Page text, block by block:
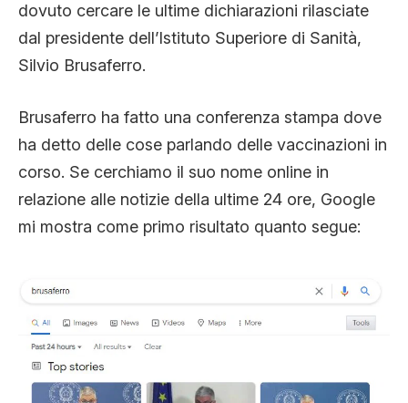
CHI SIAMO
dovuto cercare le ultime dichiarazioni rilasciate
dal presidente dell’Istituto Superiore di Sanità,
Silvio Brusaferro.
Brusaferro ha fatto una conferenza stampa dove
ha detto delle cose parlando delle vaccinazioni in
corso. Se cerchiamo il suo nome online in
relazione alle notizie della ultime 24 ore, Google
mi mostra come primo risultato quanto segue: